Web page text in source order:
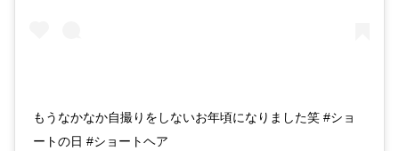
もうなかなか自撮りをしないお年頃になりました笑 #ショ
ートの日 #ショートヘア